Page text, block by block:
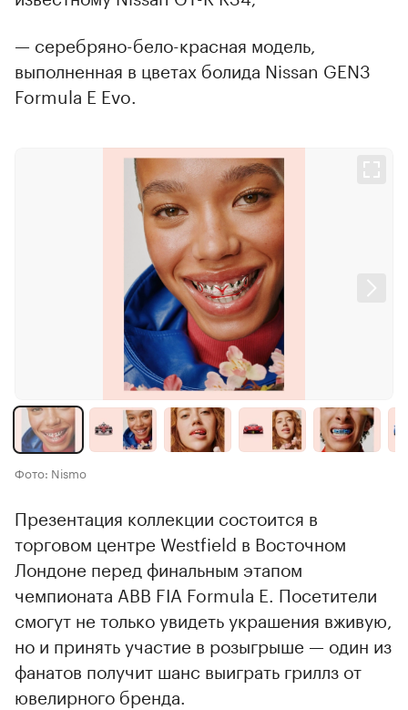
— серебряно-бело-красная модель,
выполненная в цветах болида Nissan GEN3
Formula E Evo.
Фото: Nismo
Презентация коллекции состоится в
торговом центре Westfield в Восточном
Лондоне перед финальным этапом
чемпионата ABB FIA Formula E. Посетители
смогут не только увидеть украшения вживую,
но и принять участие в розыгрыше — один из
фанатов получит шанс выиграть гриллз от
ювелирного бренда.